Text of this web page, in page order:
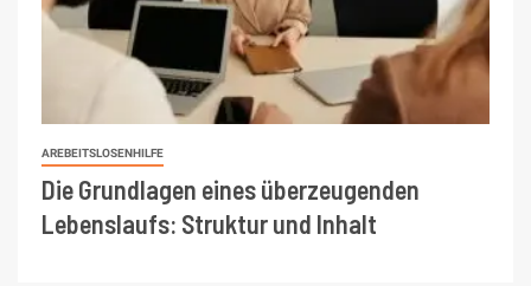
AREBEITSLOSENHILFE
Die Grundlagen eines überzeugenden
Lebenslaufs: Struktur und Inhalt